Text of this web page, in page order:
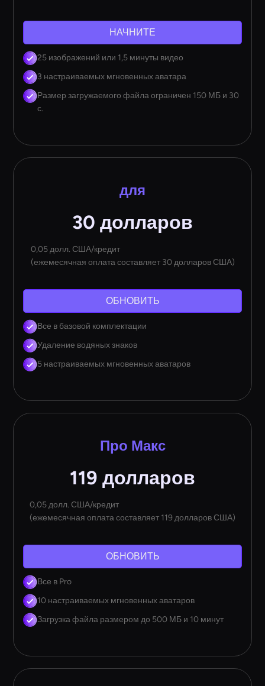
НАЧНИТЕ
25 изображений или 1,5 минуты видео
3 настраиваемых мгновенных аватара
Размер загружаемого файла ограничен 150 МБ и 30
с.
для
30 долларов
0,05 долл. США/кредит
(ежемесячная оплата составляет 30 долларов США)
ОБНОВИТЬ
Все в базовой комплектации
Удаление водяных знаков
5 настраиваемых мгновенных аватаров
Про Макс
119 долларов
0,05 долл. США/кредит
(ежемесячная оплата составляет 119 долларов США)
ОБНОВИТЬ
Все в Pro
10 настраиваемых мгновенных аватаров
Загрузка файла размером до 500 МБ и 10 минут